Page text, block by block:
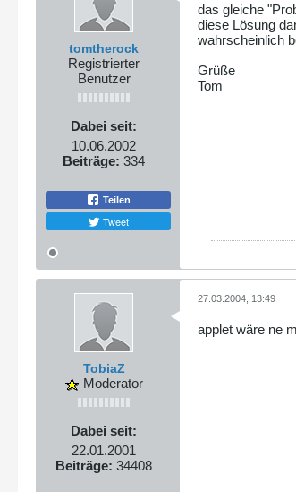
tomtherock
Registrierter
Benutzer
Dabei seit:
10.06.2002
Beiträge: 334
Teilen
Tweet
das gleiche
diese Lösung
wahrscheinlich
Grüße
Tom
TobiaZ
Moderator
Dabei seit:
22.01.2001
Beiträge: 34408
27.03.2004, 13:49
applet wäre ne